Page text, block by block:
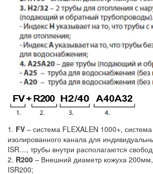
1. FV – система FLEXALEN 1000+,
изолированного канала для
ISR…, тpубы внутри располагаются
2. R200 – Внешний диаметр кожуха 200мм,
ISR200;